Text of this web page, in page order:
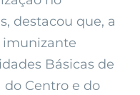
destacou que, a
imunizante
Básicas de
do Centro e do